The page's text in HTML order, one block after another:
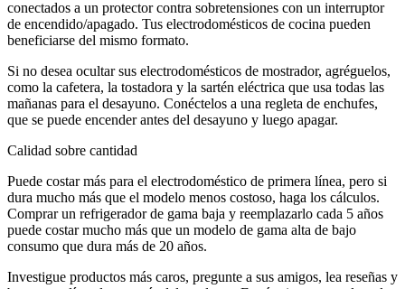
conectados a un protector contra sobretensiones con un interruptor
de encendido/apagado. Tus electrodomésticos de cocina pueden
beneficiarse del mismo formato.
Si no desea ocultar sus electrodomésticos de mostrador, agréguelos,
como la cafetera, la tostadora y la sartén eléctrica que usa todas las
mañanas para el desayuno. Conéctelos a una regleta de enchufes,
que se puede encender antes del desayuno y luego apagar.
Calidad sobre cantidad
Puede costar más para el electrodoméstico de primera línea, pero si
dura mucho más que el modelo menos costoso, haga los cálculos.
Comprar un refrigerador de gama baja y reemplazarlo cada 5 años
puede costar mucho más que un modelo de gama alta de bajo
consumo que dura más de 20 años.
Investigue productos más caros, pregunte a sus amigos, lea reseñas y